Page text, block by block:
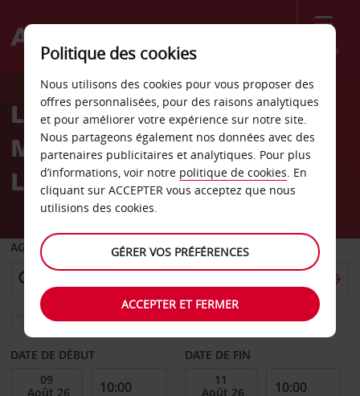
Menu
Welcome
AvisLocation de voiture
Marques de Pombal,
Lisbonne
AGENCE DE DÉPART
Sélectionnez une autre agence de retour
DATE DE DÉBUT DATE DE FIN
Politique des cookies
Nous utilisons des cookies pour vous proposer des
offres personnalisées, pour des raisons analytiques
et pour améliorer votre expérience sur notre site.
Nous partageons également nos données avec des
partenaires publicitaires et analytiques. Pour plus
d’informations, voir notre politique de cookies. En
cliquant sur ACCEPTER vous acceptez que nous
utilisions des cookies.
GÉRER VOS PRÉFÉRENCES
ACCEPTER ET FERMER